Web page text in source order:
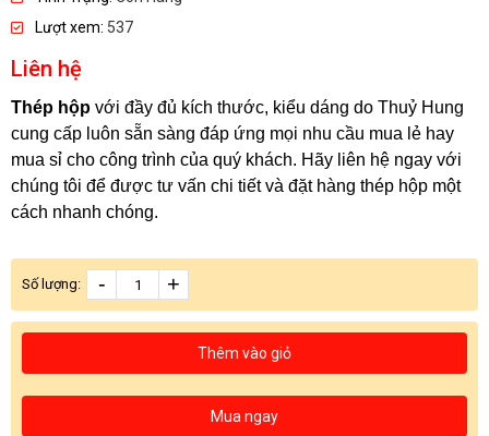
Lượt xem: 537
Liên hệ
Thép hộp với đầy đủ kích thước, kiểu dáng do Thuỷ Hung
cung cấp luôn sẵn sàng đáp ứng mọi nhu cầu mua lẻ hay
mua sỉ cho công trình của quý khách. Hãy liên hệ ngay với
chúng tôi để được tư vấn chi tiết và đặt hàng thép hộp một
cách nhanh chóng.
Số lượng: - +
Thêm vào giỏ
Mua ngay